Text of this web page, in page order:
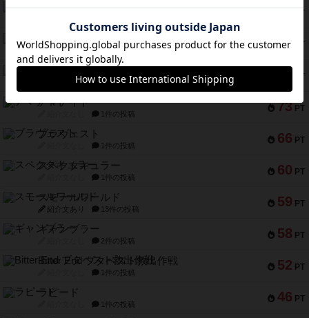
78 PT
インドネシア
75 PT
宵と暁の呪文書
紹介文あり 8件の投稿
PT
紹介文あり 9件の投稿
73 PT
アマナイト
1件の投稿
66 PT
ブラヴェスト
1件の投稿
60 PT
スペクタキュラー
1件の投稿
59 PT
スモールワールド
紹介文あり 13件の投稿
58 PT
ギャンブラー
2件の投稿
52 PT
Bitter End ブタペスト救出作戦
1件の投稿
46 PT
ラピード
1件の投稿